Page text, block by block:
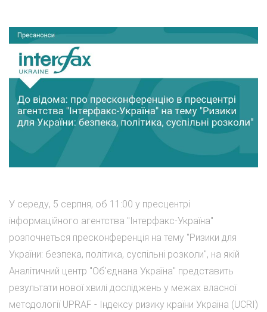
У середу, 5 серпня, об 11:00 у пресцентрі
інформаційного агентства "Інтерфакс-Україна"
розпочнеться пресконференція на тему "Ризики для
України: безпека, політика, суспільні розколи", на якій
Аналітичний центр "Об'єднана Україна" представить
результати нової хвилі досліджень у межах власної
методології UPRAF - Індексу ризику країни Україна (UCRI)